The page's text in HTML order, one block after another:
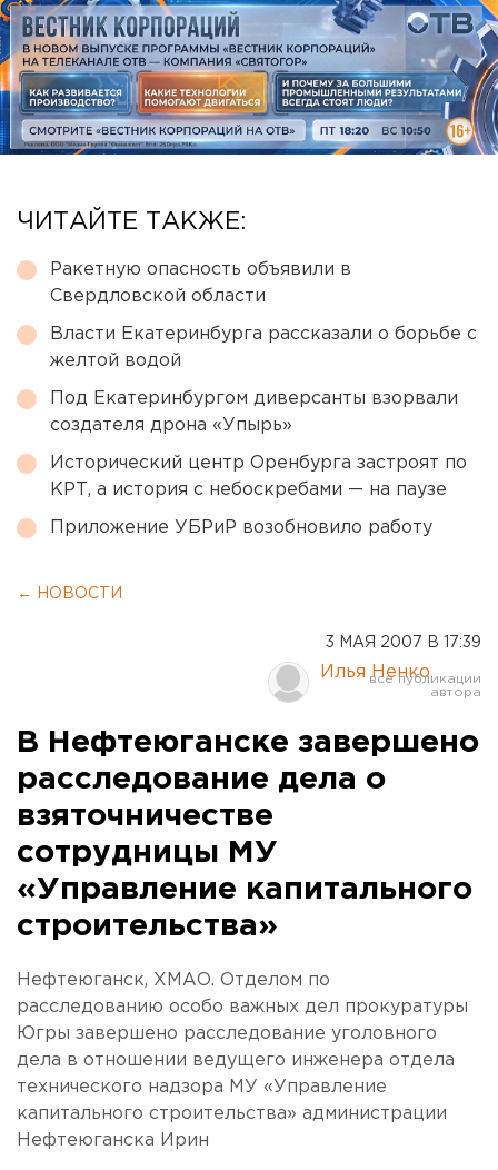
ЧИТАЙТЕ ТАКЖЕ:
Ракетную опасность объявили в
Свердловской области
Власти Екатеринбурга рассказали о борьбе с
желтой водой
Под Екатеринбургом диверсанты взорвали
создателя дрона «Упырь»
Исторический центр Оренбурга застроят по
КРТ, а история с небоскребами — на паузе
Приложение УБРиР возобновило работу
← НОВОСТИ
3 МАЯ 2007 В 17:39
Илья Ненко
В Нефтеюганске завершено
расследование дела о
взяточничестве
сотрудницы МУ
«Управление капитального
строительства»
Нефтеюганск, ХМАО. Отделом по
расследованию особо важных дел прокуратуры
Югры завершено расследование уголовного
дела в отношении ведущего инженера отдела
технического надзора МУ «Управление
капитального строительства» администрации
Нефтеюганска Ирин